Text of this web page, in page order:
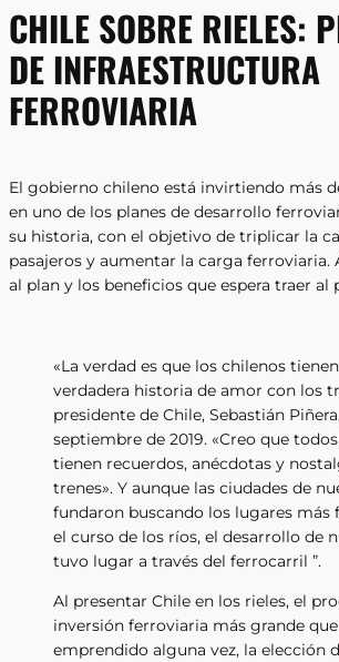
CHILE SOBRE RIELES:
DE INFRAESTRUCTURA
FERROVIARIA
El gobierno chileno está invirtiendo más
en uno de los planes de desarrollo
su historia, con el objetivo de triplicar la
pasajeros y aumentar la carga ferroviaria.
al plan y los beneficios que espera traer al
«La verdad es que los chilenos
verdadera historia de amor con los
presidente de Chile, Sebastián
septiembre de 2019. «Creo que
tienen recuerdos, anécdotas y
trenes». Y aunque las ciudades de
fundaron buscando los lugares más
el curso de los ríos, el desarrollo de
tuvo lugar a través del ferrocarril ”.
Al presentar Chile en los rieles, el
inversión ferroviaria más grande
emprendido alguna vez, la elección